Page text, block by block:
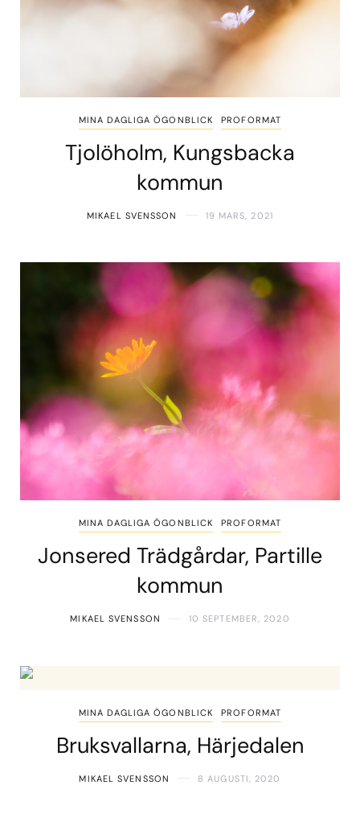
MINA DAGLIGA ÖGONBLICK PROFORMAT
Tjolöholm, Kungsbacka
kommun
MIKAEL SVENSSON 19 MARS, 2021
MINA DAGLIGA ÖGONBLICK PROFORMAT
Jonsered Trädgårdar, Partille
kommun
MIKAEL SVENSSON 10 SEPTEMBER, 2020
MINA DAGLIGA ÖGONBLICK PROFORMAT
Bruksvallarna, Härjedalen
MIKAEL SVENSSON 8 AUGUSTI, 2020